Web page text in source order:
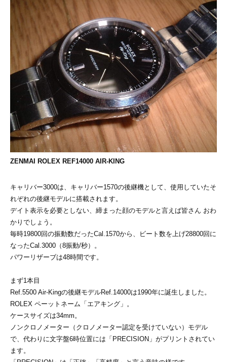
ZENMAI ROLEX REF14000 AIR-KING
キャリバー3000は、キャリバー1570の後継機として、使用していたそ
れぞれの後継モデルに搭載されます。
デイト表示を必要としない、締まった顔のモデルと言えば皆さん おわ
かりでしょう。
毎時19800回の振動数だったCal.1570から、ビート数を上げ28800回に
なったCal.3000（8振動/秒）。
パワーリザーブは48時間です。
まず1本目
Ref.5500 Air-Kingの後継モデルRef.14000は1990年に誕生しました。
ROLEX ペーットネーム「エアキング」。
ケースサイズは34mm。
ノンクロノメーター（クロノメーター認定を受けていない）モデル
で、代わりに文字盤6時位置には「PRECISION」がプリントされてい
ます。